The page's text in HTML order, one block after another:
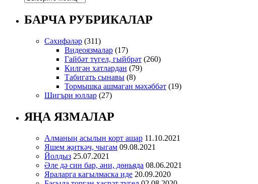
БАРЧА РУБРИКАЛАР
Сәхифәләр (311)
Видеоязмалар (17)
Гайбәт түгел, гыйбрәт (260)
Килгән хатлардан (79)
Табигать сынавы (8)
Тормышка ашмаган мәхәббәт (19)
Шигъри юллар (27)
ЯҢА ЯЗМАЛАР
Алманың асылын корт ашар 11.10.2021
Яшем җиткәч, чыгам 09.08.2021
Йолдыз 25.07.2021
Әле дә син бар, әни, дөньяда 08.06.2021
Яраларга кагылмаска иде 20.09.2020